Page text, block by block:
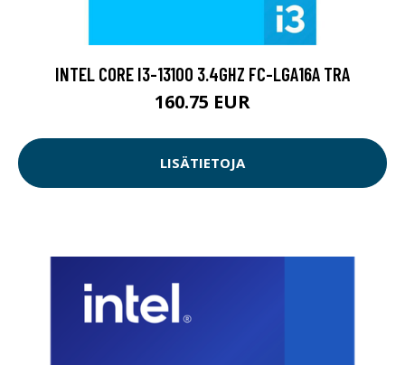
INTEL CORE I3-13100 3.4GHZ FC-LGA16A TRA
160.75 EUR
LISÄTIETOJA